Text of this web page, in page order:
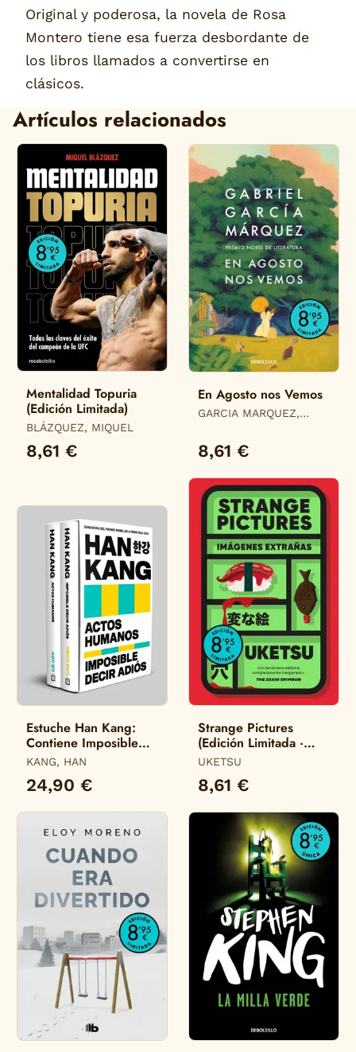
Original y poderosa, la novela de Rosa
Montero tiene esa fuerza desbordante de
los libros llamados a convertirse en
clásicos.
Artículos relacionados
Mentalidad Topuria
(Edición Limitada)
BLÁZQUEZ, MIQUEL
8,61 €
En Agosto nos Vemos
GARCIA MARQUEZ,
8,61 €
Estuche Han Kang:
Contiene Imposible
Decir Adiós Actos
Humanos
KANG, HAN
24,90 €
Strange Pictures
(Edición Limitada ·
Verano)
UKETSU
8,61 €